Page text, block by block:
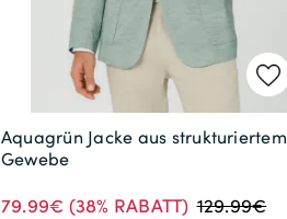
Aquagrün Jacke aus strukturiertem
Gewebe
79.99€ (38% RABATT) 129.99€